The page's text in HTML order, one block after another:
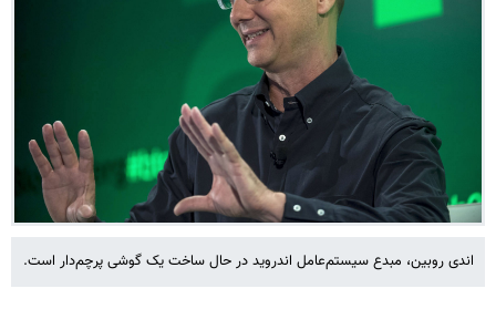
اندی روبین، مبدع سیستم‌عامل اندروید در حال ساخت یک گوشی پرچم‌دار است.